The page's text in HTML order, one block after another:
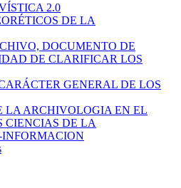
2.0
DE LA
DOCUMENTO DE
DE CLARIFICAR LOS
GENERAL DE LOS
LA ARCHIVOLOGIA EN EL
CIENCIAS DE LA